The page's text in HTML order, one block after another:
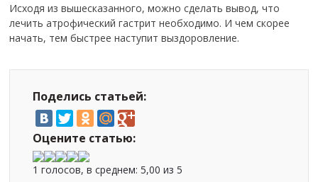
Исходя из вышесказанного, можно сделать вывод, что
лечить атрофический гастрит необходимо. И чем скорее
начать, тем быстрее наступит выздоровление.
Поделись статьей:
Оцените статью:
1 голосов, в среднем:5,00 из 5